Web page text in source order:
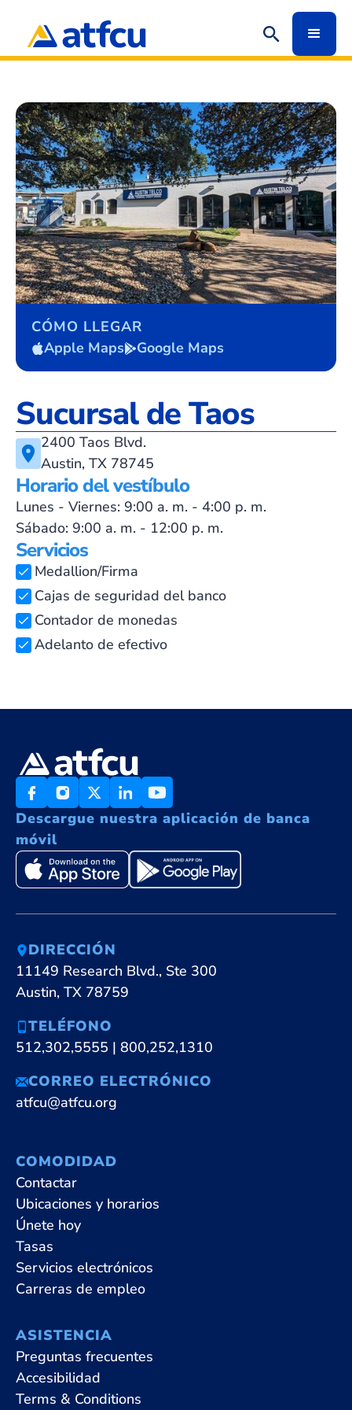
Sucursal de Taos
2400 Taos Blvd.
Austin, TX 78745
Horario del vestíbulo
Lunes - Viernes: 9:00 a. m. - 4:00 p. m.
Sábado: 9:00 a. m. - 12:00 p. m.
Servicios
Medallion/Firma
Cajas de seguridad del banco
Contador de monedas
Adelanto de efectivo
CÓMO LLEGAR
Apple Maps
Google Maps
Descargue nuestra aplicación de banca
móvil
DIRECCIÓN
11149 Research Blvd., Ste 300
Austin, TX 78759
TELÉFONO
512,302,5555 | 800,252,1310
CORREO ELECTRÓNICO
atfcu@atfcu.org
COMODIDAD
Contactar
Ubicaciones y horarios
Únete hoy
Tasas
Servicios electrónicos
Carreras de empleo
ASISTENCIA
Preguntas frecuentes
Accesibilidad
Terms & Conditions